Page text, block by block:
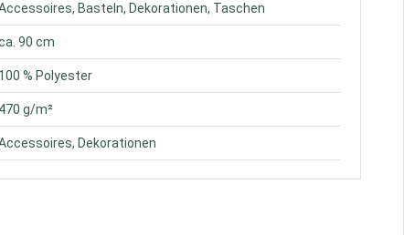
Basteln, Dekorationen, Taschen
90 cm
% Polyester
g/m²
Dekorationen